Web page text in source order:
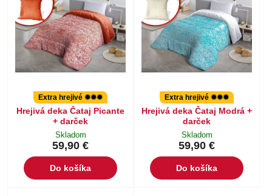
Extra hrejivé ✹✹✹
Hrejivá deka Čataj Picante
+ darček
Skladom
59,90 €
Do košíka
Extra hrejivé ✹✹✹
Hrejivá deka Čataj Modrá +
darček
Skladom
59,90 €
Do košíka